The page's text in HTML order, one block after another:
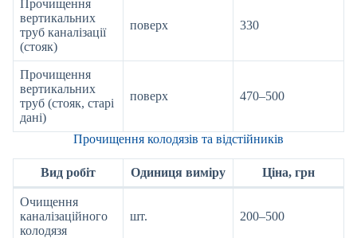
Прочищення
вертикальних
труб каналізації
(стояк)
поверх 330
Прочищення
вертикальних
труб (стояк, старі
дані)
поверх 470–500
Прочищення колодязів та відстійників
Вид робіт Одиниця виміру Ціна, грн
Очищення
каналізаційного
колодязя
шт. 200–500